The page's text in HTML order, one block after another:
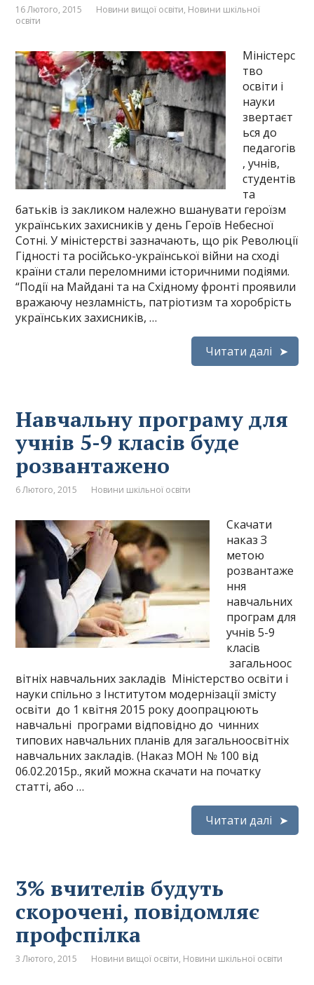
16 Лютого, 2015 Новини вищої освіти, Новини шкільної
освіти
Міністерс
тво
освіти і
науки
звертаєт
ься до
педагогів
, учнів,
студентів
та
батьків із закликом належно вшанувати героїзм
українських захисників у день Героїв Небесної
Сотні. У міністерстві зазначають, що рік Революції
Гідності та російсько-української війни на сході
країни стали переломними історичними подіями.
“Події на Майдані та на Східному фронті проявили
вражаючу незламність, патріотизм та хоробрість
українських захисників, …
Читати далі
Навчальну програму для
учнів 5-9 класів буде
розвантажено
6 Лютого, 2015 Новини шкільної освіти
Скачати
наказ З
метою
розвантаже
ння
навчальних
програм для
учнів 5-9
класів
загальноос
вітніх навчальних закладів Міністерство освіти і
науки спільно з Інститутом модернізації змісту
освіти до 1 квітня 2015 року доопрацюють
навчальні програми відповідно до чинних
типових навчальних планів для загальноосвітніх
навчальних закладів. (Наказ МОН № 100 від
06.02.2015р., який можна скачати на початку
статті, або …
Читати далі
3% вчителів будуть
скорочені, повідомляє
профспілка
3 Лютого, 2015 Новини вищої освіти, Новини шкільної освіти